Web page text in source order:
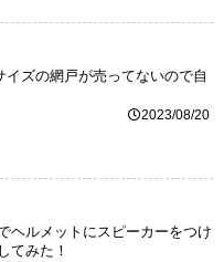
イズの網戸が売ってないので自
2023/08/20
ヘルメットにスピーカーをつけ
てみた！